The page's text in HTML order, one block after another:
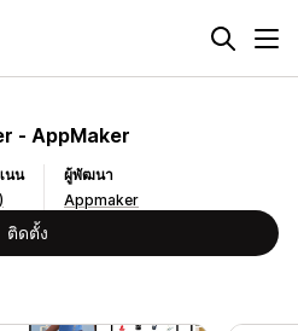
‑ AppMaker
นน
ผู้พัฒนา
Appmaker
ติดตั้ง